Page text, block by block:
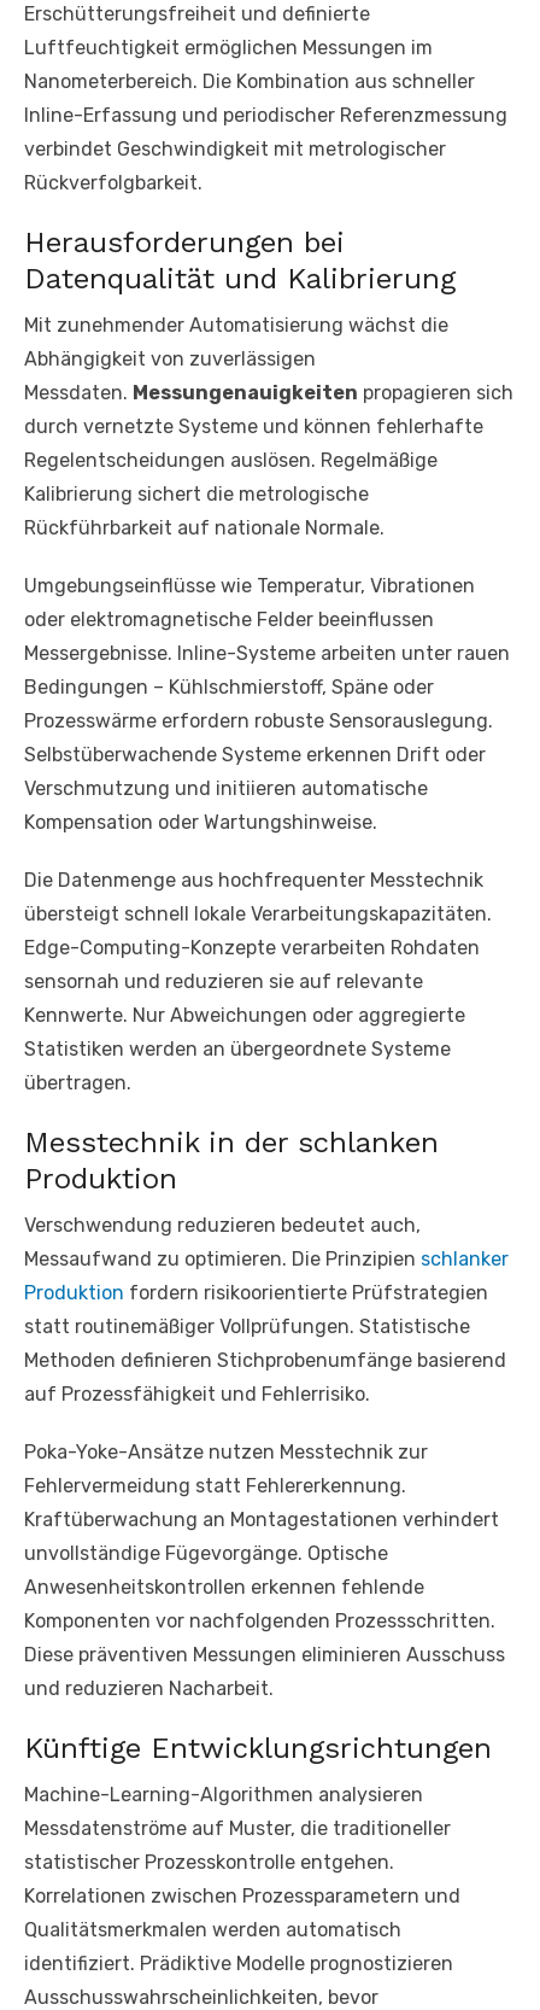
Erschütterungsfreiheit und definierte
Luftfeuchtigkeit ermöglichen Messungen im
Nanometerbereich. Die Kombination aus schneller
Inline-Erfassung und periodischer Referenzmessung
verbindet Geschwindigkeit mit metrologischer
Rückverfolgbarkeit.
Herausforderungen bei
Datenqualität und Kalibrierung
Mit zunehmender Automatisierung wächst die
Abhängigkeit von zuverlässigen
Messdaten. Messungenauigkeiten propagieren sich
durch vernetzte Systeme und können fehlerhafte
Regelentscheidungen auslösen. Regelmäßige
Kalibrierung sichert die metrologische
Rückführbarkeit auf nationale Normale.
Umgebungseinflüsse wie Temperatur, Vibrationen
oder elektromagnetische Felder beeinflussen
Messergebnisse. Inline-Systeme arbeiten unter rauen
Bedingungen – Kühlschmierstoff, Späne oder
Prozesswärme erfordern robuste Sensorauslegung.
Selbstüberwachende Systeme erkennen Drift oder
Verschmutzung und initiieren automatische
Kompensation oder Wartungshinweise.
Die Datenmenge aus hochfrequenter Messtechnik
übersteigt schnell lokale Verarbeitungskapazitäten.
Edge-Computing-Konzepte verarbeiten Rohdaten
sensornah und reduzieren sie auf relevante
Kennwerte. Nur Abweichungen oder aggregierte
Statistiken werden an übergeordnete Systeme
übertragen.
Messtechnik in der schlanken
Produktion
Verschwendung reduzieren bedeutet auch,
Messaufwand zu optimieren. Die Prinzipien schlanker
Produktion fordern risikoorientierte Prüfstrategien
statt routinemäßiger Vollprüfungen. Statistische
Methoden definieren Stichprobenumfänge basierend
auf Prozessfähigkeit und Fehlerrisiko.
Poka-Yoke-Ansätze nutzen Messtechnik zur
Fehlervermeidung statt Fehlererkennung.
Kraftüberwachung an Montagestationen verhindert
unvollständige Fügevorgänge. Optische
Anwesenheitskontrollen erkennen fehlende
Komponenten vor nachfolgenden Prozessschritten.
Diese präventiven Messungen eliminieren Ausschuss
und reduzieren Nacharbeit.
Künftige Entwicklungsrichtungen
Machine-Learning-Algorithmen analysieren
Messdatenströme auf Muster, die traditioneller
statistischer Prozesskontrolle entgehen.
Korrelationen zwischen Prozessparametern und
Qualitätsmerkmalen werden automatisch
identifiziert. Prädiktive Modelle prognostizieren
Ausschusswahrscheinlichkeiten, bevor